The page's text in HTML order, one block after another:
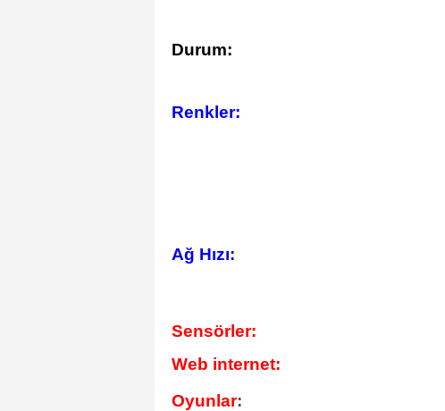
Durum:
Renkler:
Ağ Hızı:
Sensörler:
Web internet:
Oyunlar: